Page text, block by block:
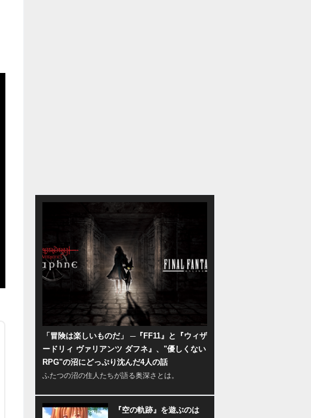
「冒険は楽しいものだ」 ─『FF11』と『ウィザ
ードリィ ヴァリアンツ ダフネ』、"優しくない
RPG"の沼にどっぷり沈んだ4人の話
ふたつの沼の住人たちが語る奥深さとは。
『空の軌跡』を遊ぶのは